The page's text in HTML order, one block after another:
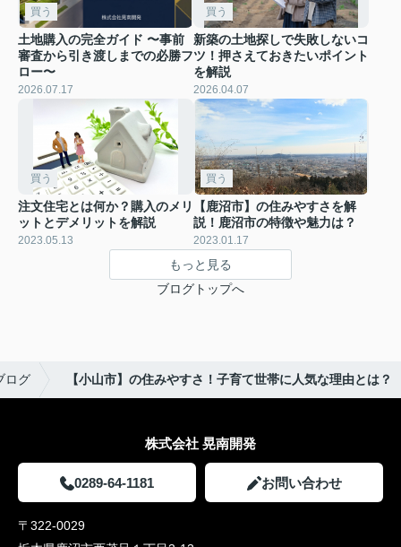
買う
土地購入の完全ガイド 〜事前
審査から引き渡しまでの必勝フ
ロー〜
2026.07.17
買う
新築の土地探しで失敗しないコ
ツ！押さえておきたいポイント
を解説
2026.04.07
買う
注文住宅とは何か？購入のメリ
ットとデメリットを解説
2023.05.13
買う
【鹿沼市】の住みやすさを解
説！鹿沼市の特徴や魅力は？
2023.01.17
もっと見る
ブログトップへ
ログ 【小山市】の住みやすさ！子育て世帯に人気な理由とは？
株式会社 晃南開発
0289-64-1181 お問い合わせ
〒322-0029